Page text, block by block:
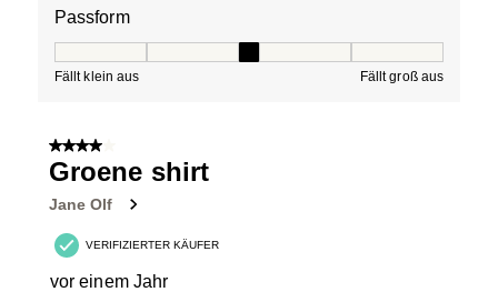
Passform
Fällt klein aus Fällt groß aus
4 von 5 Sternen.
Groene shirt
Jane Olf
VERIFIZIERTER KÄUFER
vor einem Jahr